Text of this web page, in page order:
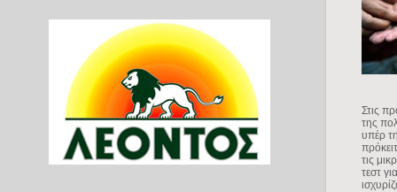
Στις
της
υπέρ
τις
τεστ